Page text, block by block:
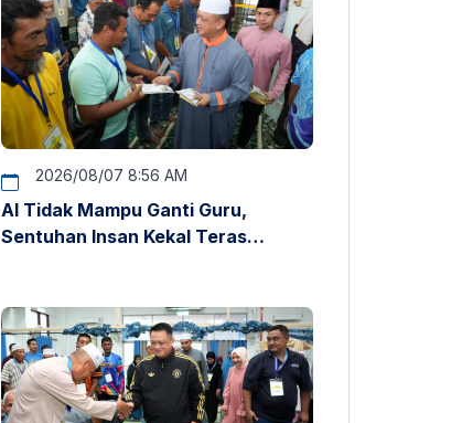
2026/08/07 8:56 AM
AI Tidak Mampu Ganti Guru,
Sentuhan Insan Kekal Teras